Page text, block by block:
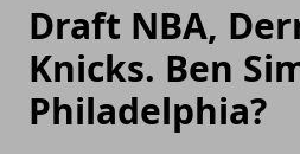
Draft NBA,
Knicks. Ben
Philadelphia?